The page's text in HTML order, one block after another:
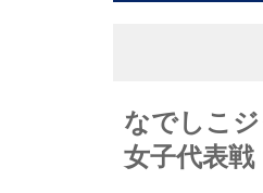
なでしこ
女子代表戦